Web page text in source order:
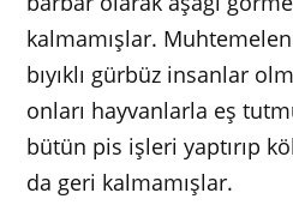
kalmamışlar. Muhtemelen
bıyıklı gürbüz insanlar
onları hayvanlarla eş
bütün pis işleri yaptırıp
da geri kalmamışlar.